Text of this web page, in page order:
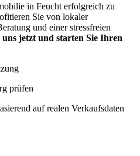
in Feucht erfolgreich zu
Sie von lokaler
und einer stressfreien
jetzt und starten Sie Ihren
prüfen
auf realen Verkaufsdaten